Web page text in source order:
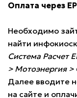
Оплата через
Необходимо
найти
Система Расчет
> Мотоэнергия >
Далее вводите
на сайте и